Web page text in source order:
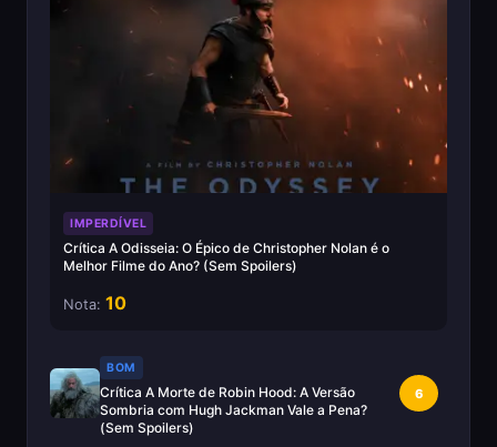
IMPERDÍVEL
Crítica A Odisseia: O Épico de Christopher Nolan é o
Melhor Filme do Ano? (Sem Spoilers)
Nota: 10
BOM
Crítica A Morte de Robin Hood: A Versão
Sombria com Hugh Jackman Vale a Pena?
(Sem Spoilers)
6